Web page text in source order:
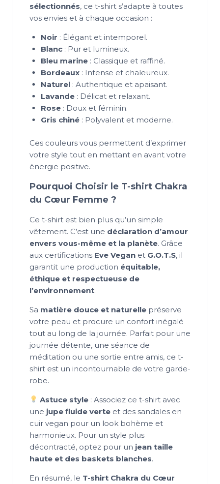
sélectionnés, ce t-shirt s’adapte à toutes
vos envies et à chaque occasion :
Noir : Élégant et intemporel.
Blanc: Pur et lumineux.
Bleu marine: Classique et raffiné.
Bordeaux: Intense et chaleureux.
Naturel: Authentique et apaisant.
Lavande: Délicat et relaxant.
Rose: Doux et féminin.
Gris chiné: Polyvalent et moderne.
Ces couleurs vous permettent d’exprimer
votre style tout en mettant en avant votre
énergie positive.
Pourquoi Choisir le T-shirt Chakra
du Cœur Femme ?
Ce t-shirt est bien plus qu’un simple
vêtement. C’est une déclaration d’amour
envers vous-même et la planète. Grâce
aux certifications Eve Vegan et G.O.T.S, il
garantit une production équitable,
éthique et respectueuse de
l’environnement.
Sa matière douce et naturelle préserve
votre peau et procure un confort inégalé
tout au long de la journée. Parfait pour une
journée détente, une séance de
méditation ou une sortie entre amis, ce t-
shirt est un incontournable de votre garde-
robe.
Astuce style : Associez ce t-shirt avec
une jupe fluide verte et des sandales en
cuir vegan pour un look bohème et
harmonieux. Pour un style plus
décontracté, optez pour un jean taille
haute et des baskets blanches.
En résumé, le T-shirt Chakra du Cœur